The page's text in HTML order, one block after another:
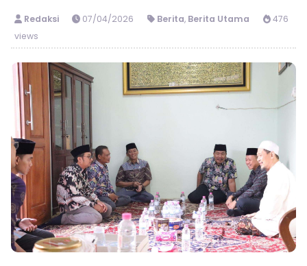
Redaksi 07/04/2026 Berita, Berita Utama
476
views